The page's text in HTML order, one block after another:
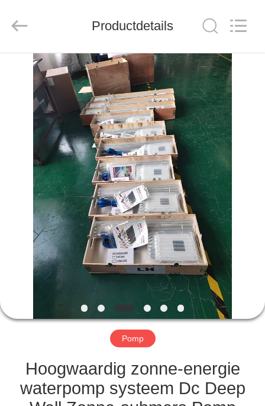
THUIS
PRODUCTEN
VIDEOS
OVER
ONS
FABRIEKSREIS
KWALITEITSCONTROLE
VRAAG
EEN
AAN
SITEMAP
Productdetails
Pomp
Hoogwaardig zonne-energie
waterpomp systeem Dc Deep